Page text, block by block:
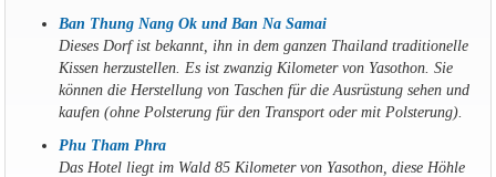
Ban Thung Nang Ok und Ban Na Samai
Dieses Dorf ist bekannt, ihn in dem ganzen Thailand traditionelle
Kissen herzustellen. Es ist zwanzig Kilometer von Yasothon. Sie
können die Herstellung von Taschen für die Ausrüstung sehen und
kaufen (ohne Polsterung für den Transport oder mit Polsterung).
Phu Tham Phra
Das Hotel liegt im Wald 85 Kilometer von Yasothon, diese Höhle